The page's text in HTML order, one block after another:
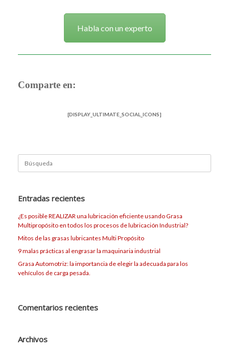
Habla con un experto
Comparte en:
[DISPLAY_ULTIMATE_SOCIAL_ICONS]
Entradas recientes
¿Es posible REALIZAR una lubricación eficiente usando Grasa
Multipropósito en todos los procesos de lubricación Industrial?
Mitos de las grasas lubricantes Multi Propósito
9 malas prácticas al engrasar la maquinaria industrial
Grasa Automotriz: la importancia de elegir la adecuada para los
vehículos de carga pesada.
Comentarios recientes
Archivos